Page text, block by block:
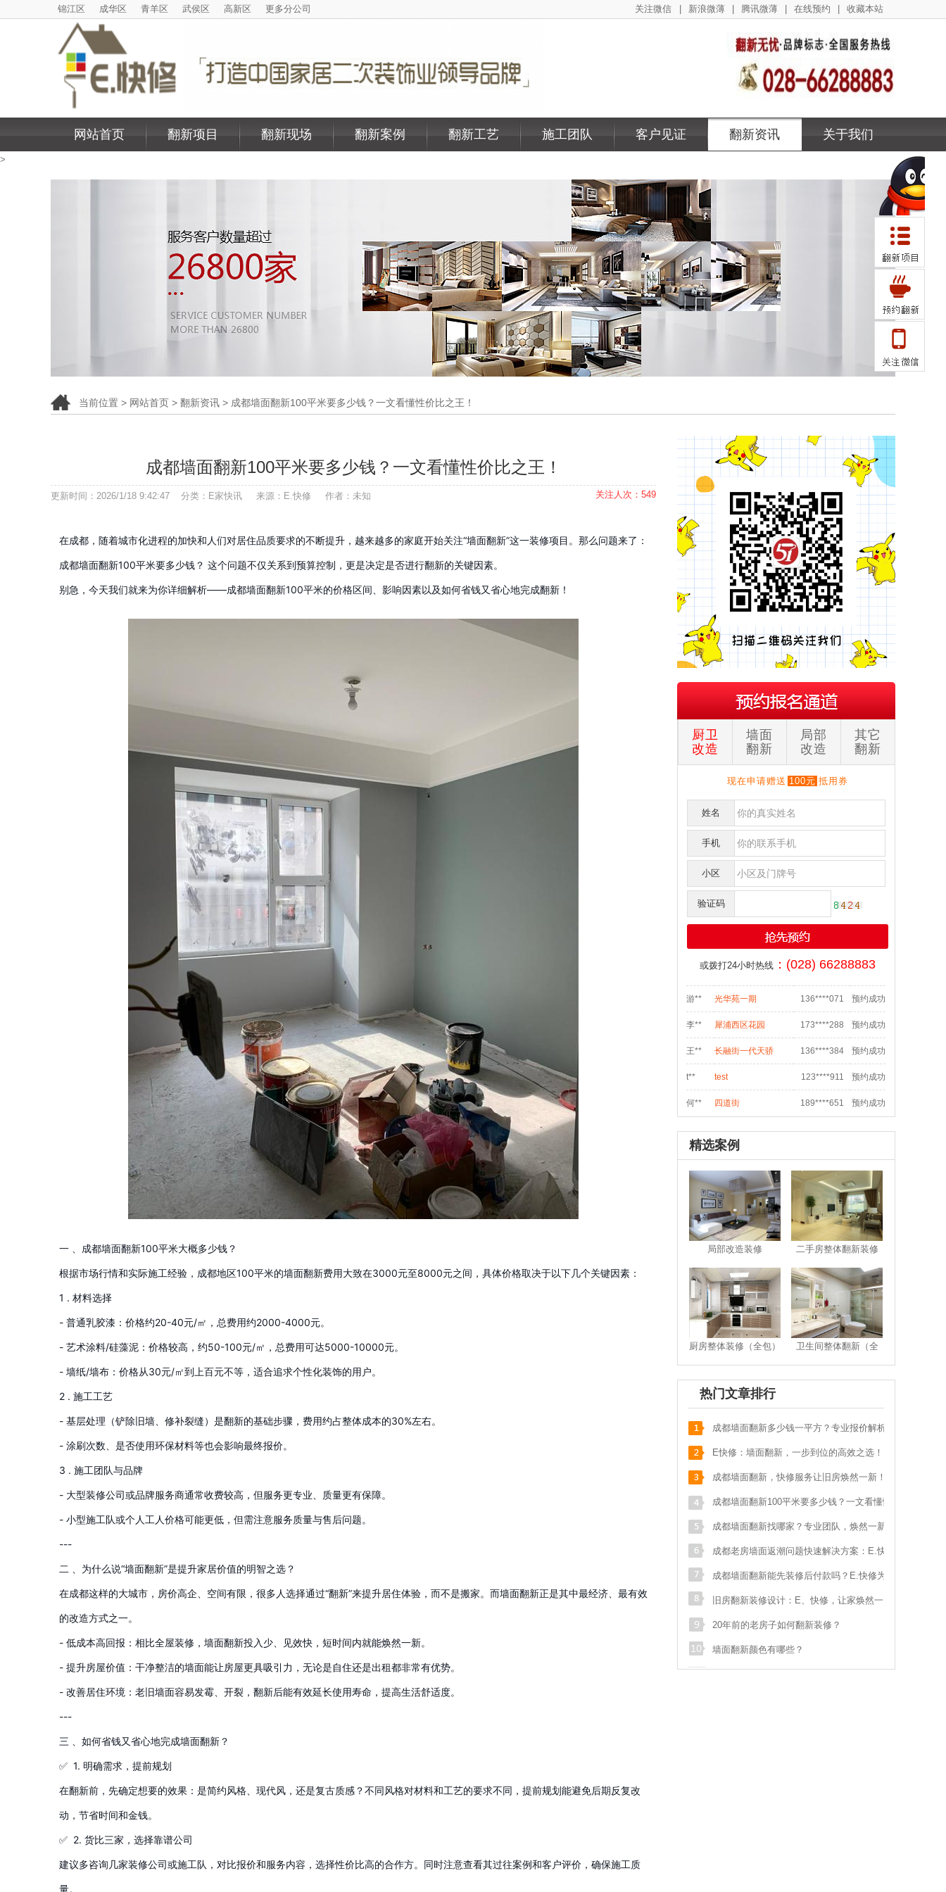
锦江区 成华区 青羊区 武侯区 高新区 更多分公司 关注微信 新浪微薄 腾讯微薄 在线预约 收藏本站
网站首页 翻新项目 翻新现场 翻新案例 翻新工艺 施工团队 客户见证 翻新资讯 关于我们
>
当前位置 > 网站首页 > 翻新资讯 > 成都墙面翻新100平米要多少钱？一文看懂性价比之王！
成都墙面翻新100平米要多少钱？一文看懂性价比之王！
更新时间：2026/1/18 9:42:47 分类：E家快讯 来源：E.快修 作者：未知 关注人次：549
厨卫
改造
墙面
翻新
局部
改造
其它
翻新
现在申请赠送 100元 抵用券
姓名
手机
小区
验证码
或拨打24小时热线：(028) 66288883
保利
邱** 九里提聚贤半岛花苑 159****547 预约成功
城南晶座1栋160 134****784
游** 光华苑一期 136****071 预约成功
李** 犀浦西区花园 173****288 预约成功
王** 长融街一代天骄 136****384 预约成功
t** test 123****911 预约成功
何** 四道街 189****651 预约成功
s** sdf 028****548 预约成功
魏** 御府花都 186****006 预约成功
骆** 泡桐树街20号 186****533 预约成功
张** 汇融名城 181****895 预约成功
苟** 马鞍北路116号 136****178 预约成功
张** 武青路 133****587 预约成功
刘** 保利 151****017 预约成功
李** 奥克斯广场写字楼 152****219 预约成功
明** 天祥街蓝色港湾
李**
王** 长融街一代天骄 136****384 预约成功
t** test 123****911 预约成功
何** 四道街 189****651 预约成功
s** sdf 028****548 预约成功
袁** 双流航空港临港路和 138****070
魏** 御府花都 186****006
精选案例
局部改造装修 二手房整体翻新装修
厨房整体装修（全包）
卫生间整体翻新（全
包）
热门文章排行
成都墙面翻新多少钱一平方？专业报价解析，
省钱又省心！
E快修：墙面翻新，一步到位的高效之选！
成都墙面翻新，快修服务让旧房焕然一新！
成都墙面翻新100平米要多少钱？一文看懂性
价比之王！
成都墙面翻新找哪家？专业团队，焕然一新的
家！
成都老房墙面返潮问题快速解决方案：E.快修
专业指南
成都墙面翻新能先装修后付款吗？E.快修为您
解答：专业、高效、无忧的墙面翻新解决方案
旧房翻新装修设计：E、快修，让家焕然一
新！
20年前的老房子如何翻新装修？
墙面翻新颜色有哪些？
在成都，随着城市化进程的加快和人们对居住品质要求的不断提升，越来越多的家庭开始关注“墙面翻新”这一装修项目。那么问题来了：
成都墙面翻新100平米要多少钱？ 这个问题不仅关系到预算控制，更是决定是否进行翻新的关键因素。
别急，今天我们就来为你详细解析——成都墙面翻新100平米的价格区间、影响因素以及如何省钱又省心地完成翻新！
一 、成都墙面翻新100平米大概多少钱？
根据市场行情和实际施工经验，成都地区100平米的墙面翻新费用大致在3000元至8000元之间，具体价格取决于以下几个关键因素：
1 . 材料选择
- 普通乳胶漆：价格约20-40元/㎡，总费用约2000-4000元。
- 艺术涂料/硅藻泥：价格较高，约50-100元/㎡，总费用可达5000-10000元。
- 墙纸/墙布：价格从30元/㎡到上百元不等，适合追求个性化装饰的用户。
2 . 施工工艺
- 基层处理（铲除旧墙、修补裂缝）是翻新的基础步骤，费用约占整体成本的30%左右。
- 涂刷次数、是否使用环保材料等也会影响最终报价。
3 . 施工团队与品牌
- 大型装修公司或品牌服务商通常收费较高，但服务更专业、质量更有保障。
- 小型施工队或个人工人价格可能更低，但需注意服务质量与售后问题。
---
二 、为什么说“墙面翻新”是提升家居价值的明智之选？
在成都这样的大城市，房价高企、空间有限，很多人选择通过“翻新”来提升居住体验，而不是搬家。而墙面翻新正是其中最经济、最有效
的改造方式之一。
- 低成本高回报：相比全屋装修，墙面翻新投入少、见效快，短时间内就能焕然一新。
- 提升房屋价值：干净整洁的墙面能让房屋更具吸引力，无论是自住还是出租都非常有优势。
- 改善居住环境：老旧墙面容易发霉、开裂，翻新后能有效延长使用寿命，提高生活舒适度。
---
三 、如何省钱又省心地完成墙面翻新？
✅ 1. 明确需求，提前规划
在翻新前，先确定想要的效果：是简约风格、现代风，还是复古质感？不同风格对材料和工艺的要求不同，提前规划能避免后期反复改
动，节省时间和金钱。
✅ 2. 货比三家，选择靠谱公司
建议多咨询几家装修公司或施工队，对比报价和服务内容，选择性价比高的合作方。同时注意查看其过往案例和客户评价，确保施工质
量。